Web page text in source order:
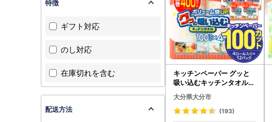
キッチンペーパー グッと
吸い込むキッチンタオル1
00カット（4ロール×12パ
ック） R14030
大分県大分市
(193)
特徴
ギフト対応
のし対応
在庫切れを含む
配送方法